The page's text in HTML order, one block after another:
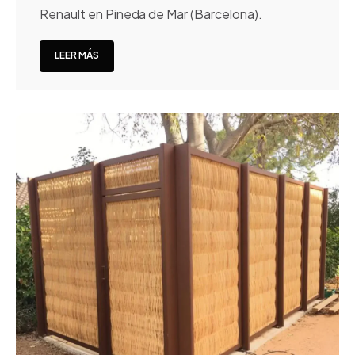
Renault en Pineda de Mar (Barcelona).
LEER MÁS